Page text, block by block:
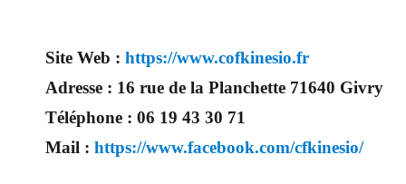
Site Web : https://www.cofkinesio.fr
Adresse : 16 rue de la Planchette 71640 Givry
Téléphone : 06 19 43 30 71
Mail : https://www.facebook.com/cfkinesio/